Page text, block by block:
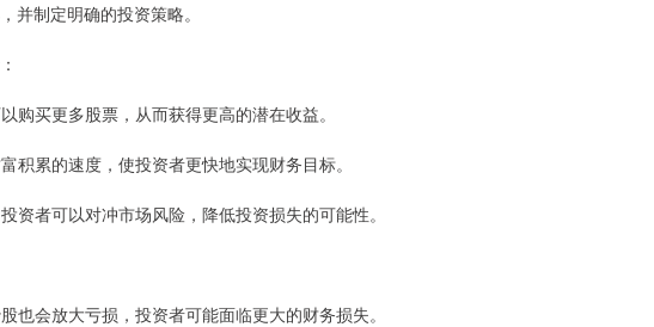
并制定明确的投资策略。
购买更多股票，从而获得更高的潜在收益。
积累的速度，使投资者更快地实现财务目标。
资者可以对冲市场风险，降低投资损失的可能性。
也会放大亏损，投资者可能面临更大的财务损失。